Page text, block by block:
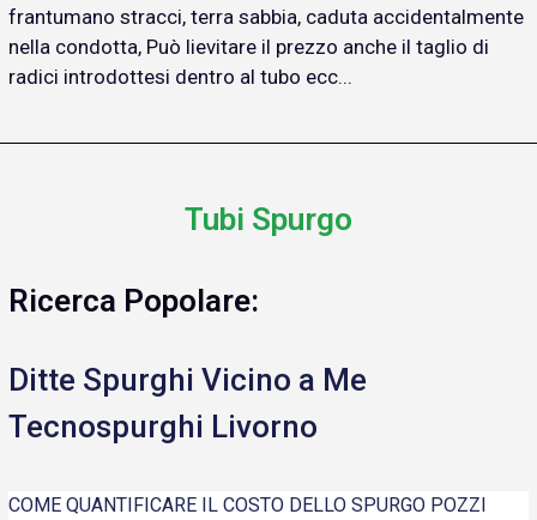
frantumano stracci, terra sabbia, caduta accidentalmente
nella condotta, Può lievitare il prezzo anche il taglio di
radici introdottesi dentro al tubo ecc...
Tubi Spurgo
Ricerca Popolare:
Ditte Spurghi Vicino a Me
Tecnospurghi Livorno
COME QUANTIFICARE IL COSTO DELLO SPURGO POZZI